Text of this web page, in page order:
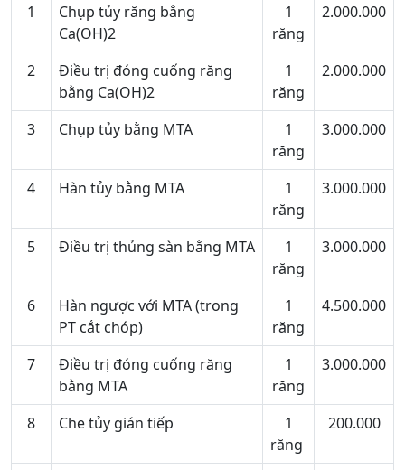
1
Chụp tủy răng bằng
Ca(OH)2
1
răng
2.000.000
2
Điều trị đóng cuống răng
bằng Ca(OH)2
1
răng
2.000.000
3 Chụp tủy bằng MTA
1
răng
3.000.000
4 Hàn tủy bằng MTA
1
răng
3.000.000
5 Điều trị thủng sàn bằng MTA
1
răng
3.000.000
6
Hàn ngược với MTA (trong
PT cắt chóp)
1
răng
4.500.000
7
Điều trị đóng cuống răng
bằng MTA
1
răng
3.000.000
8 Che tủy gián tiếp
1
răng
200.000